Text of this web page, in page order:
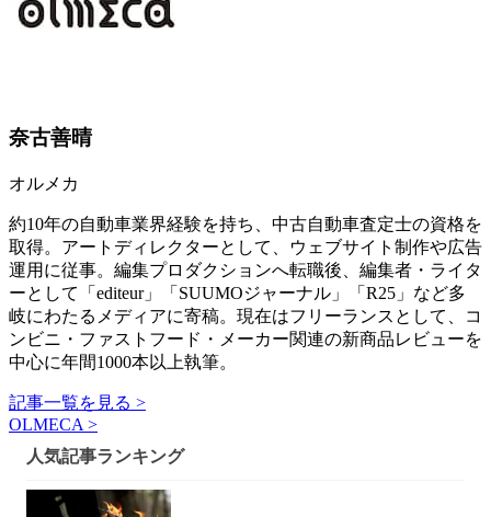
奈古善晴
オルメカ
約10年の自動車業界経験を持ち、中古自動車査定士の資格を
取得。アートディレクターとして、ウェブサイト制作や広告
運用に従事。編集プロダクションへ転職後、編集者・ライタ
ーとして「editeur」「SUUMOジャーナル」「R25」など多
岐にわたるメディアに寄稿。現在はフリーランスとして、コ
ンビニ・ファストフード・メーカー関連の新商品レビューを
中心に年間1000本以上執筆。
記事一覧を見る >
OLMECA >
人気記事ランキング